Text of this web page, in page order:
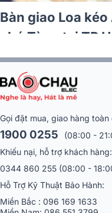
Bàn giao Loa
chú Tùng tại TP
Gọi đặt mua, giao hàng toàn
1900 0255
(08:00 -
Khiếu nại, hỗ trợ khách hàng:
0344 860 255 (08:00 -
Hỗ Trợ Kỹ Thuật Bảo Hành:
Miền Bắc : 096 169 1633